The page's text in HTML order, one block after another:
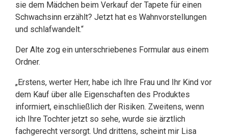
sie dem Mädchen beim Verkauf der Tapete für einen
Schwachsinn erzählt? Jetzt hat es Wahnvorstellungen
und schlafwandelt.“
Der Alte zog ein unterschriebenes Formular aus einem
Ordner.
„Erstens, werter Herr, habe ich Ihre Frau und Ihr Kind vor
dem Kauf über alle Eigenschaften des Produktes
informiert, einschließlich der Risiken. Zweitens, wenn
ich Ihre Tochter jetzt so sehe, wurde sie ärztlich
fachgerecht versorgt. Und drittens, scheint mir Lisa